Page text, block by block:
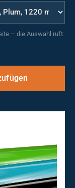
– die Auswahl ruft